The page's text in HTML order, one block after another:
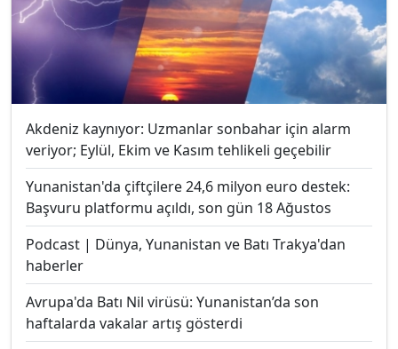
Akdeniz kaynıyor: Uzmanlar sonbahar için alarm
veriyor; Eylül, Ekim ve Kasım tehlikeli geçebilir
Yunanistan'da çiftçilere 24,6 milyon euro destek:
Başvuru platformu açıldı, son gün 18 Ağustos
Podcast | Dünya, Yunanistan ve Batı Trakya'dan
haberler
Avrupa'da Batı Nil virüsü: Yunanistan’da son
haftalarda vakalar artış gösterdi